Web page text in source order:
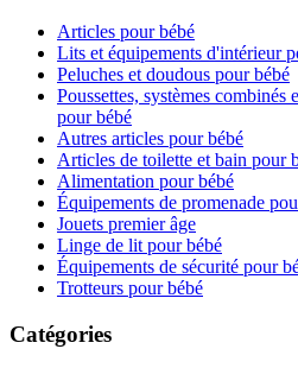
Articles pour bébé
Lits et équipements d'intérieur
Peluches et doudous pour bébé
Poussettes, systèmes combinés
pour bébé
Autres articles pour bébé
Articles de toilette et bain pour
Alimentation pour bébé
Équipements de promenade
Jouets premier âge
Linge de lit pour bébé
Équipements de sécurité pour
Trotteurs pour bébé
Catégories